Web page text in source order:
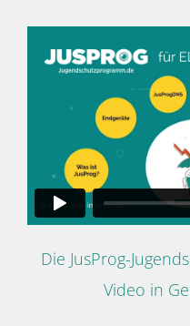
Die JusProg-
Video in